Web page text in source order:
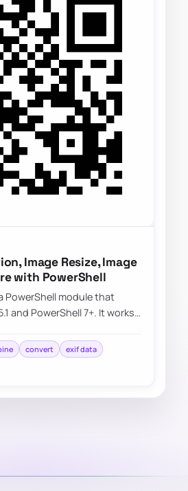
Image Resize, Image
with PowerShell
PowerShell module that
and PowerShell 7+. It works
convert
exif data